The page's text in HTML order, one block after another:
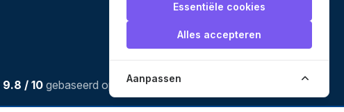
9.8 / 10 gebaseerd op 3627reviews.
Essentiële cookies
Alles accepteren
Aanpassen